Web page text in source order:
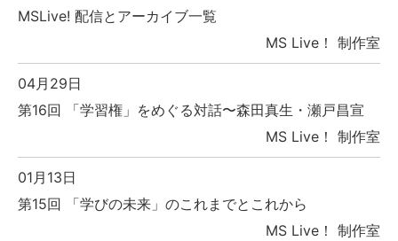
MSLive! 配信とアーカイブ一覧
MS Live！ 制作室
04月29日
第16回 「学習権」をめぐる対話〜森田真生・瀬戸昌宣
MS Live！ 制作室
01月13日
第15回 「学びの未来」のこれまでとこれから
MS Live！ 制作室